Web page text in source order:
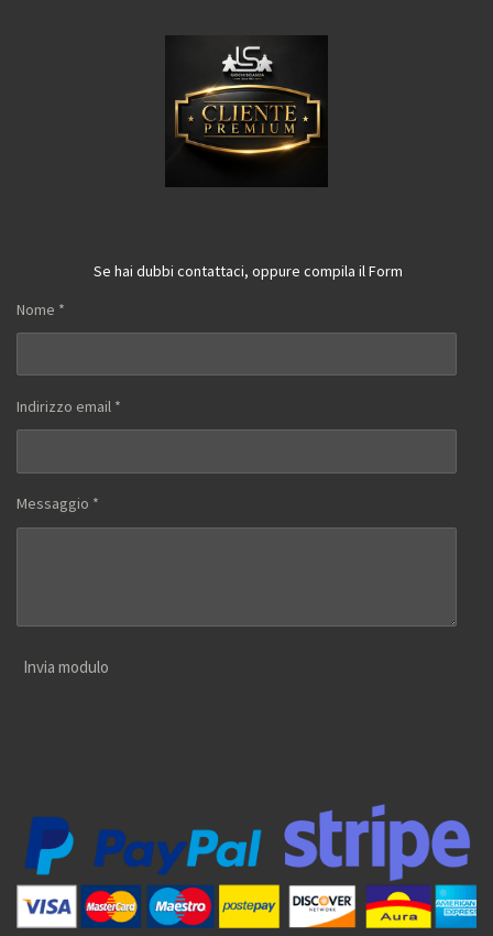
Se hai dubbi contattaci, oppure compila il Form
Nome *
Indirizzo email *
Messaggio *
Invia modulo